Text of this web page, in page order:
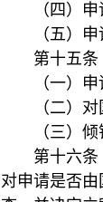
（四）申请
（五）申请
第十五条
（一）申请
（二）对
（三）倾销
第十六条
对申请是否